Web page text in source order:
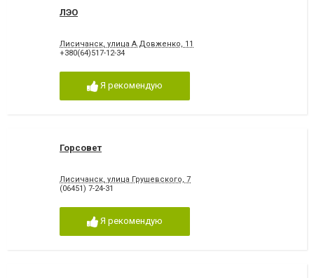
ЛЭО
Лисичанск, улица А.Довженко, 11
+380(64)517-12-34
Я рекомендую
Горсовет
Лисичанск, улица Грушевского, 7
(06451) 7-24-31
Я рекомендую